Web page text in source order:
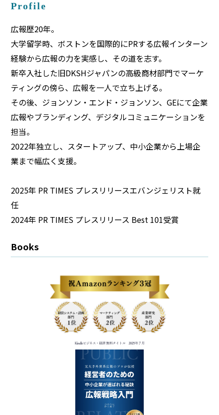
Profile
広報歴20年。
大学留学時、ボストンを国際的にPRする広報インターン
経験から広報の力を実感し、その道を志す。
新卒入社した旧DKSHジャパンの高級商材部門でマーケ
ティングの傍ら、広報を一人で立ち上げる。
その後、ジョンソン・エンド・ジョンソン、GEにて企業
広報やブランディング、デジタルコミュニケーションを
担当。
2022年独立し、スタートアップ、中小企業から上場企
業まで幅広く支援。
2025年 PR TIMES プレスリリースエバンジェリスト就
任
2024年 PR TIMES プレスリリース Best 101受賞​
Books